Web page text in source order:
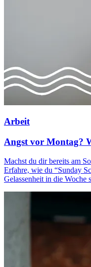
Arbeit
Angst vor Montag?
Machst du dir bereits am
Erfahre, wie du “Sunday
Gelassenheit in die Woche